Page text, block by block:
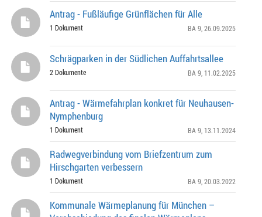
Antrag - Fußläufige Grünflächen für Alle
1 Dokument BA 9 , 26.09.2025
Schrägparken in der Südlichen Auffahrtsallee
2 Dokumente BA 9 , 11.02.2025
Antrag - Wärmefahrplan konkret für Neuhausen-
Nymphenburg
1 Dokument BA 9 , 13.11.2024
Radwegverbindung vom Briefzentrum zum
Hirschgarten verbessern
1 Dokument BA 9 , 20.03.2022
Kommunale Wärmeplanung für München –